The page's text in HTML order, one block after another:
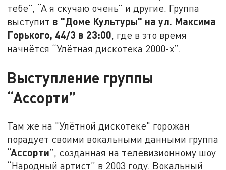
тебе”, “А я скучаю очень” и другие. Группа
выступит в "Доме Культуры" на ул. Максима
Горького, 44/3 в 23:00, где в это время
начнётся “Улётная дискотека 2000-х”.
Выступление группы
“Ассорти”
Там же на "Улётной дискотеке" горожан
порадует своими вокальными данными группа
“Ассорти”, созданная на телевизионному шоу
“Народный артист” в 2003 году. Вокальный